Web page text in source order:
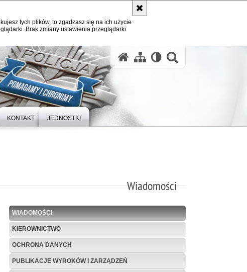
tych plików, to zgadzasz się na ich użycie
Brak zmiany ustawienia przeglądarki
KONTAKT JEDNOSTKI
Wiadomości
WIADOMOŚCI
KIEROWNICTWO
OCHRONA DANYCH
PUBLIKACJE WYROKÓW I ZARZĄDZEŃ